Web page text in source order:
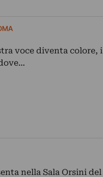
voce diventa colore, i
nella Sala Orsini del